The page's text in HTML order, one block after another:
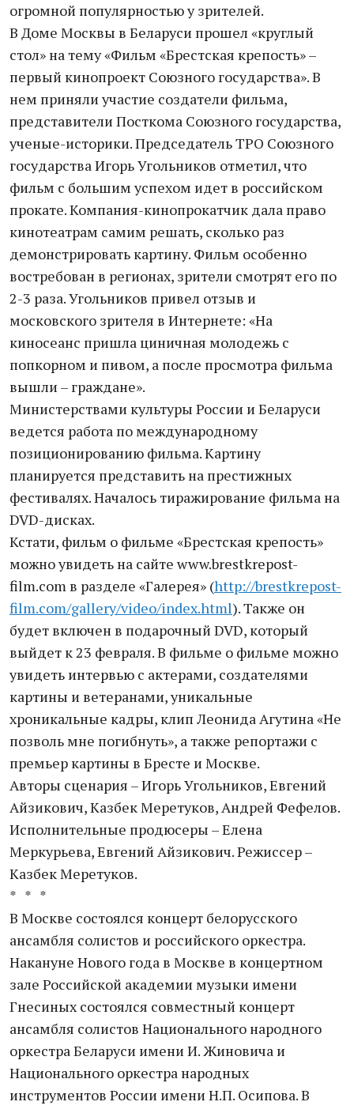
огромной популярностью у зрителей.
В Доме Москвы в Беларуси прошел «круглый
стол» на тему «Фильм «Брестская крепость» –
первый кинопроект Союзного государства». В
нем приняли участие создатели фильма,
представители Посткома Союзного государства,
ученые-историки. Председатель ТРО Союзного
государства Игорь Угольников отметил, что
фильм с большим успехом идет в российском
прокате. Компания-кинопрокатчик дала право
кинотеатрам самим решать, сколько раз
демонстрировать картину. Фильм особенно
востребован в регионах, зрители смотрят его по
2-3 раза. Угольников привел отзыв и
московского зрителя в Интернете: «На
киносеанс пришла циничная молодежь с
попкорном и пивом, а после просмотра фильма
вышли – граждане».
Министерствами культуры России и Беларуси
ведется работа по международному
позиционированию фильма. Картину
планируется представить на престижных
фестивалях. Началось тиражирование фильма на
DVD-дисках.
Кстати, фильм о фильме «Брестская крепость»
можно увидеть на сайте www.brestkrepost-
film.com в разделе «Галерея» (http://brestkrepost-
film.com/gallery/video/index.html). Также он
будет включен в подарочный DVD, который
выйдет к 23 февраля. В фильме о фильме можно
увидеть интервью с актерами, создателями
картины и ветеранами, уникальные
хроникальные кадры, клип Леонида Агутина «Не
позволь мне погибнуть», а также репортажи с
премьер картины в Бресте и Москве.
Авторы сценария – Игорь Угольников, Евгений
Айзикович, Казбек Меретуков, Андрей Фефелов.
Исполнительные продюсеры – Елена
Меркурьева, Евгений Айзикович. Режиссер –
Казбек Меретуков.
* * *
В Москве состоялся концерт белорусского
ансамбля солистов и российского оркестра.
Накануне Нового года в Москве в концертном
зале Российской академии музыки имени
Гнесиных состоялся совместный концерт
ансамбля солистов Национального народного
оркестра Беларуси имени И. Жиновича и
Национального оркестра народных
инструментов России имени Н.П. Осипова. В